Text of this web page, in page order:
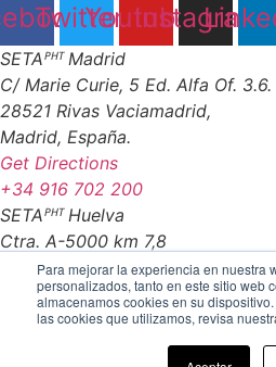
Para mejorar la experiencia en nuestra
personalizados, tanto en este sitio web
almacenamos cookies en su
las cookies que utilizamos, revisa
TwitterYoutube
Instagram
SETAᴾᴴᵀ Madrid
C/ Marie Curie, 5 Ed. Alfa Of. 3.6.
28521 Rivas Vaciamadrid,
Madrid, España.
Get Directions
+34 916 702 200
SETAᴾᴴᵀ Huelva
Ctra. A-5000 km 7,8
21610 San Juan del Puerto
Huelva - España
Get Directions